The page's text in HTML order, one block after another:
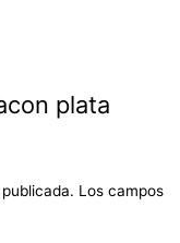
plata
Los campos